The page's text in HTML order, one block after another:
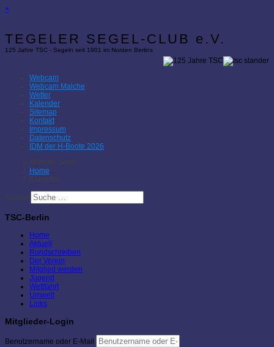
×
TEGELER SEGEL-CLUB e.V.
125 Jahre TSC - Segeln seit 1901 im Norden Berlins
Webcam
Webcam Malche
Wetter
Kalender
Sitemap
Kontakt
Impressum
Datenschutz
IDM der H-Boote 2026
Aktuelle Seite:
Home
Kalender
Suchen
TSC-Berlin
Home
Aktuell
Rundschreiben
Der Verein
Mitglied werden
Jugend
Wettfahrt
Umwelt
Links
Mitglieder-Login
Benutzername oder E-Mail